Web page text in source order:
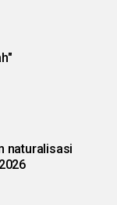
naturalisasi